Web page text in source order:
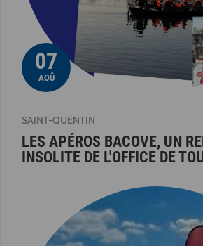
07
AOÛ
SAINT-QUENTIN
LES APÉROS BACOVE, UN
INSOLITE DE L'OFFICE DE